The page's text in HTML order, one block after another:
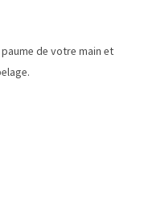
de votre main et